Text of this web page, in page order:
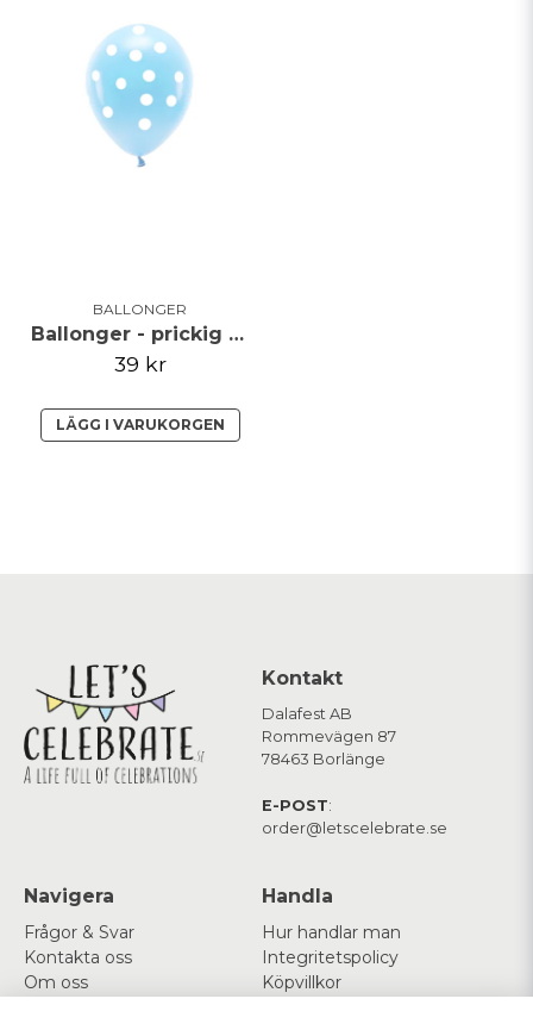
BALLONGER
Ballonger - prickig - blå pastell
39 kr
LÄGG I VARUKORGEN
Kontakt
Dalafest AB
Rommevägen 87
78463 Borlänge
E-POST:
order@letscelebrate.se
Navigera
Frågor & Svar
Kontakta oss
Om oss
Handla
Hur handlar man
Integritetspolicy
Köpvillkor